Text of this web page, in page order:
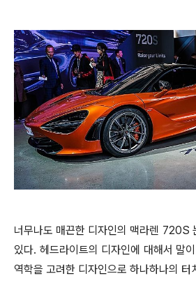
너무나도 매끈한 디자인의 맥라렌 720S
있다. 헤드라이트의 디자인에 대해서 말
역학을 고려한 디자인으로 하나하나의 터